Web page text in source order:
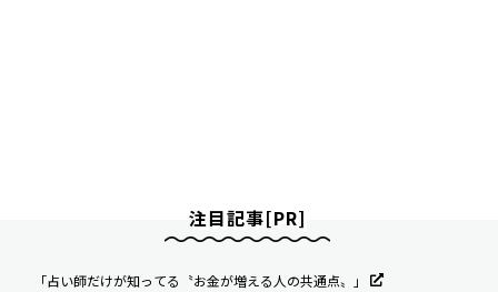
注目記事[PR]
「占い師だけが知ってる〝お金が増える人の共通点〟」